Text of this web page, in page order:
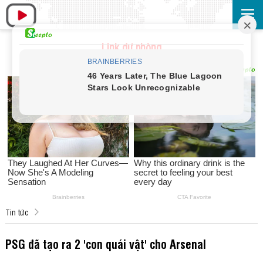
Link dự phòng
Tin tức
PSG đã tạo ra 2 'con quái vật' cho Arsenal